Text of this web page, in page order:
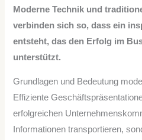
Moderne Technik und
verbinden sich so, dass ein
entsteht, das den Erfolg im
unterstützt.
Grundlagen und Bedeutung
Effiziente
erfolgreichen
Informationen transportieren,